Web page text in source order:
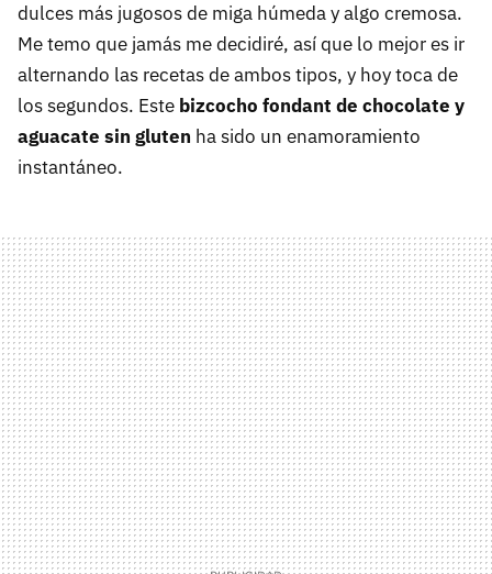
dulces más jugosos de miga húmeda y algo cremosa.
Me temo que jamás me decidiré, así que lo mejor es ir
alternando las recetas de ambos tipos, y hoy toca de
los segundos. Este bizcocho fondant de chocolate y
aguacate sin gluten ha sido un enamoramiento
instantáneo.